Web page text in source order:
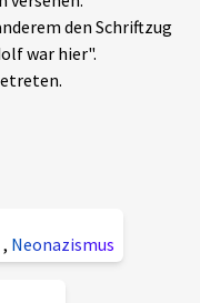
den Schriftzug
war hier".
, Neonazismus